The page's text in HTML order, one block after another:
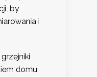
by
i
domu,